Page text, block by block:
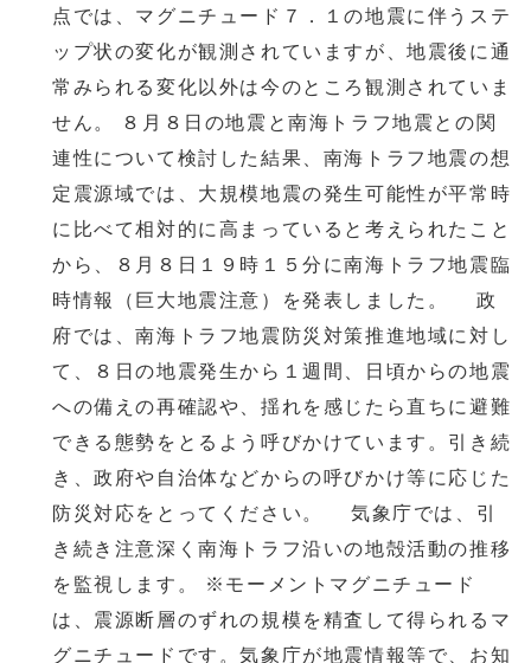
点では、マグニチュード７．１の地震に伴うステ
ップ状の変化が観測されていますが、地震後に通
常みられる変化以外は今のところ観測されていま
せん。 ８月８日の地震と南海トラフ地震との関
連性について検討した結果、南海トラフ地震の想
定震源域では、大規模地震の発生可能性が平常時
に比べて相対的に高まっていると考えられたこと
から、８月８日１９時１５分に南海トラフ地震臨
時情報（巨大地震注意）を発表しました。 政
府では、南海トラフ地震防災対策推進地域に対し
て、８日の地震発生から１週間、日頃からの地震
への備えの再確認や、揺れを感じたら直ちに避難
できる態勢をとるよう呼びかけています。引き続
き、政府や自治体などからの呼びかけ等に応じた
防災対応をとってください。 気象庁では、引
き続き注意深く南海トラフ沿いの地殻活動の推移
を監視します。 ※モーメントマグニチュード
は、震源断層のずれの規模を精査して得られるマ
グニチュードです。気象庁が地震情報等で、お知